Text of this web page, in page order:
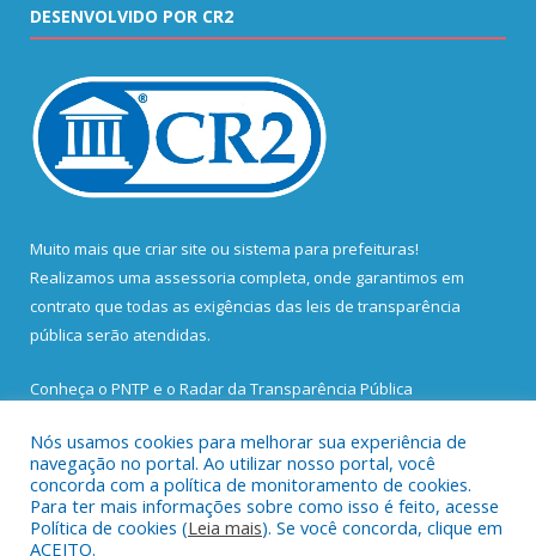
DESENVOLVIDO POR CR2
Muito mais que criar site ou sistema para prefeituras!
Realizamos uma assessoria completa, onde garantimos em
contrato que todas as exigências das leis de transparência
pública serão atendidas.
Conheça o PNTP e o Radar da Transparência Pública
Todos os direitos reservados a Prefeitura Municipal de Santa
Bárbara do Pará.
Nós usamos cookies para melhorar sua experiência de
navegação no portal. Ao utilizar nosso portal, você
concorda com a política de monitoramento de cookies.
Para ter mais informações sobre como isso é feito, acesse
Política de cookies (Leia mais). Se você concorda, clique em
ACEITO.